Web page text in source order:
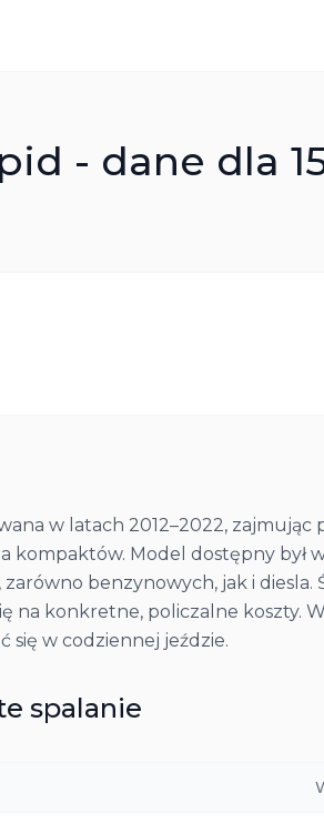
- dane dla
w latach 2012–2022,
Model dostępny był
zarówno benzynowych, jak i
na konkretne, policzalne koszty.
się w codziennej jeździe.
spalanie